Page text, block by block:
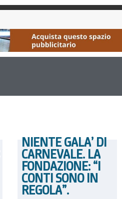
NIENTE GALA’ DI
CARNEVALE. LA
FONDAZIONE: “I
CONTI SONO IN
REGOLA”.